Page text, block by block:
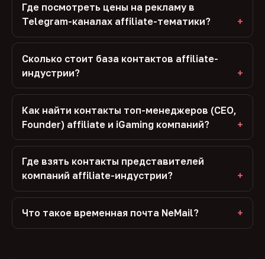
Где посмотреть цены на рекламу в
Telegram-каналах affiliate-тематики?
Сколько стоит база контактов affiliate-
индустрии?
Как найти контакты топ-менеджеров (CEO,
Founder) affiliate и iGaming компаний?
Где взять контакты представителей
компаний affiliate-индустрии?
Что такое временная почта NeMail?